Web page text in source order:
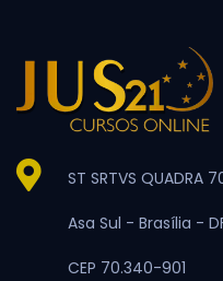
ST SRTVS QUADRA
Asa Sul - Brasília -
CEP 70.340-901